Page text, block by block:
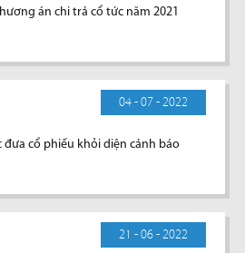
án chi trả cổ tức năm 2021
04 - 07 - 2022
đưa cổ phiếu khỏi diện cảnh báo
21 - 06 - 2022